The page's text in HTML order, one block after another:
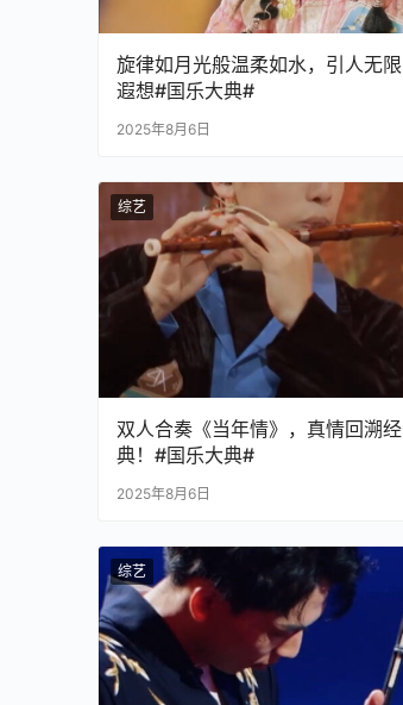
旋律如月光般温柔如水，引人无限
遐想#国乐大典#
2025年8月6日
综艺
双人合奏《当年情》，真情回溯经
典！#国乐大典#
2025年8月6日
综艺